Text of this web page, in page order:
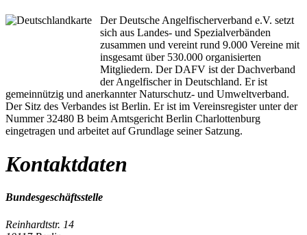
Der Deutsche Angelfischerverband e.V. setzt
sich aus Landes- und Spezialverbänden
zusammen und vereint rund 9.000 Vereine mit
insgesamt über 530.000 organisierten
Mitgliedern. Der DAFV ist der Dachverband
der Angelfischer in Deutschland. Er ist
gemeinnützig und anerkannter Naturschutz- und Umweltverband.
Der Sitz des Verbandes ist Berlin. Er ist im Vereinsregister unter der
Nummer 32480 B beim Amtsgericht Berlin Charlottenburg
eingetragen und arbeitet auf Grundlage seiner Satzung.
Kontaktdaten
Bundesgeschäftsstelle
Reinhardtstr. 14